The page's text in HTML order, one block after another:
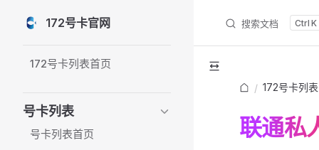
Skip to content
172号卡官网 搜索文档 K
172号卡列表首页
号卡列表
号卡列表首页
/ 172号卡列表
联通私